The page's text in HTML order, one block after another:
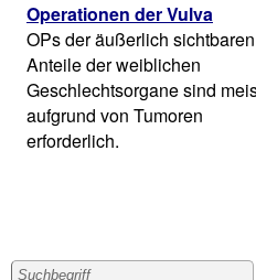
Operationen der Vulva
OPs der äußerlich sichtbaren
Anteile der weiblichen
Geschlechtsorgane sind
aufgrund von Tumoren
erforderlich.